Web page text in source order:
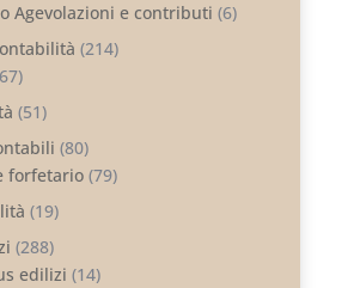
Agevolazioni e contributi (6)
(214)
(51)
(80)
forfetario(79)
(19)
(288)
edilizi (14)